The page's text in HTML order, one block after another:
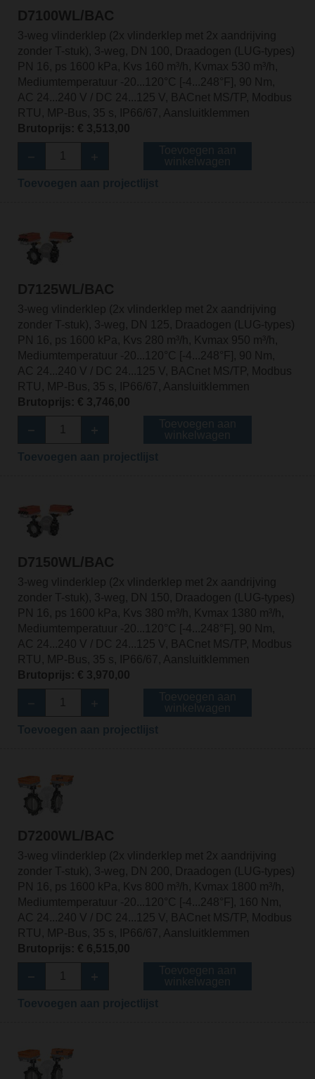
D7100WL/BAC
3-weg vlinderklep (2x vlinderklep met 2x aandrijving
zonder T-stuk), 3-weg, DN 100, Draadogen (LUG-types)
PN 16, ps 1600 kPa, Kvs 160 m³/h, Kvmax 530 m³/h,
Mediumtemperatuur -20...120°C [-4...248°F], 90 Nm,
AC 24...240 V / DC 24...125 V, BACnet MS/TP, Modbus
RTU, MP-Bus, 35 s, IP66/67, Aansluitklemmen
Brutoprijs: € 3,513,00
D7125WL/BAC
3-weg vlinderklep (2x vlinderklep met 2x aandrijving
zonder T-stuk), 3-weg, DN 125, Draadogen (LUG-types)
PN 16, ps 1600 kPa, Kvs 280 m³/h, Kvmax 950 m³/h,
Mediumtemperatuur -20...120°C [-4...248°F], 90 Nm,
AC 24...240 V / DC 24...125 V, BACnet MS/TP, Modbus
RTU, MP-Bus, 35 s, IP66/67, Aansluitklemmen
Brutoprijs: € 3,746,00
D7150WL/BAC
3-weg vlinderklep (2x vlinderklep met 2x aandrijving
zonder T-stuk), 3-weg, DN 150, Draadogen (LUG-types)
PN 16, ps 1600 kPa, Kvs 380 m³/h, Kvmax 1380 m³/h,
Mediumtemperatuur -20...120°C [-4...248°F], 90 Nm,
AC 24...240 V / DC 24...125 V, BACnet MS/TP, Modbus
RTU, MP-Bus, 35 s, IP66/67, Aansluitklemmen
Brutoprijs: € 3,970,00
D7200WL/BAC
3-weg vlinderklep (2x vlinderklep met 2x aandrijving
zonder T-stuk), 3-weg, DN 200, Draadogen (LUG-types)
PN 16, ps 1600 kPa, Kvs 800 m³/h, Kvmax 1800 m³/h,
Mediumtemperatuur -20...120°C [-4...248°F], 160 Nm,
AC 24...240 V / DC 24...125 V, BACnet MS/TP, Modbus
RTU, MP-Bus, 35 s, IP66/67, Aansluitklemmen
Brutoprijs: € 6,515,00